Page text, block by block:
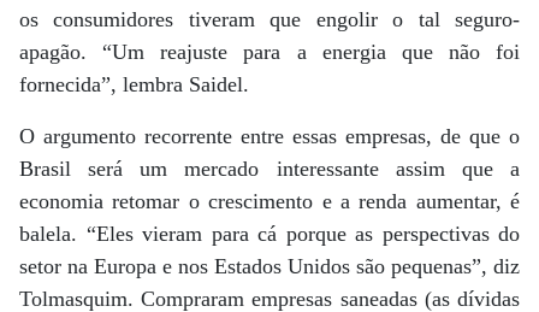
os consumidores tiveram que engolir o tal seguro-
apagão. “Um reajuste para a energia que não foi
fornecida”, lembra Saidel.
O argumento recorrente entre essas empresas, de que o
Brasil será um mercado interessante assim que a
economia retomar o crescimento e a renda aumentar, é
balela. “Eles vieram para cá porque as perspectivas do
setor na Europa e nos Estados Unidos são pequenas”, diz
Tolmasquim. Compraram empresas saneadas (as dívidas